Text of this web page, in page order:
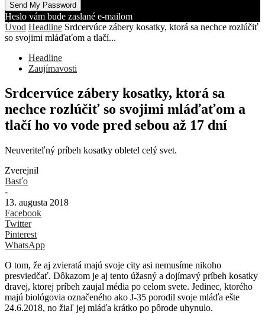
Heslo vám bude zaslané e-mailom
Úvod Headline Srdcervúce zábery kosatky, ktorá sa nechce rozlúčiť
so svojimi mláďaťom a tlačí...
Headline
Zaujímavosti
Srdcervúce zábery kosatky, ktorá sa
nechce rozlúčiť so svojimi mláďaťom a
tlačí ho vo vode pred sebou až 17 dní
Neuveriteľný príbeh kosatky obletel celý svet.
Zverejnil
Basťo
-
13. augusta 2018
Facebook
Twitter
Pinterest
WhatsApp
O tom, že aj zvieratá majú svoje city asi nemusíme nikoho
presviedčať. Dôkazom je aj tento úžasný a dojímavý príbeh kosatky
dravej, ktorej príbeh zaujal média po celom svete. Jedinec, ktorého
majú biológovia označeného ako J-35 porodil svoje mláďa ešte
24.6.2018, no žiaľ jej mláďa krátko po pôrode uhynulo.